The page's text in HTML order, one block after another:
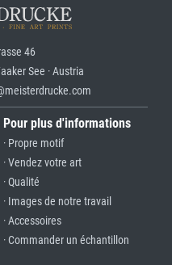
46
See · Austria
Pour plus d'informations
· Propre motif
· Vendez votre art
· Qualité
· Images de notre travail
· Accessoires
· Commander un échantillon